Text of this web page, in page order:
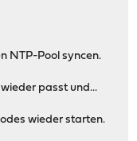
NTP-Pool syncen.
passt und...
wieder starten.